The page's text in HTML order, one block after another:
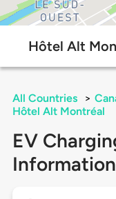
Hôtel Alt
All Countries >
Hôtel Alt Montréal
EV
Information